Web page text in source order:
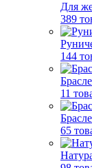
Для
389
144
11
65